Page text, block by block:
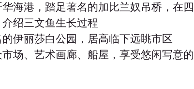
海港，踏足著名的加比兰奴吊桥，在
绍三文鱼生长过程
伊丽莎白公园，居高临下远眺市区
场、艺术画廊、船屋，享受悠闲写意